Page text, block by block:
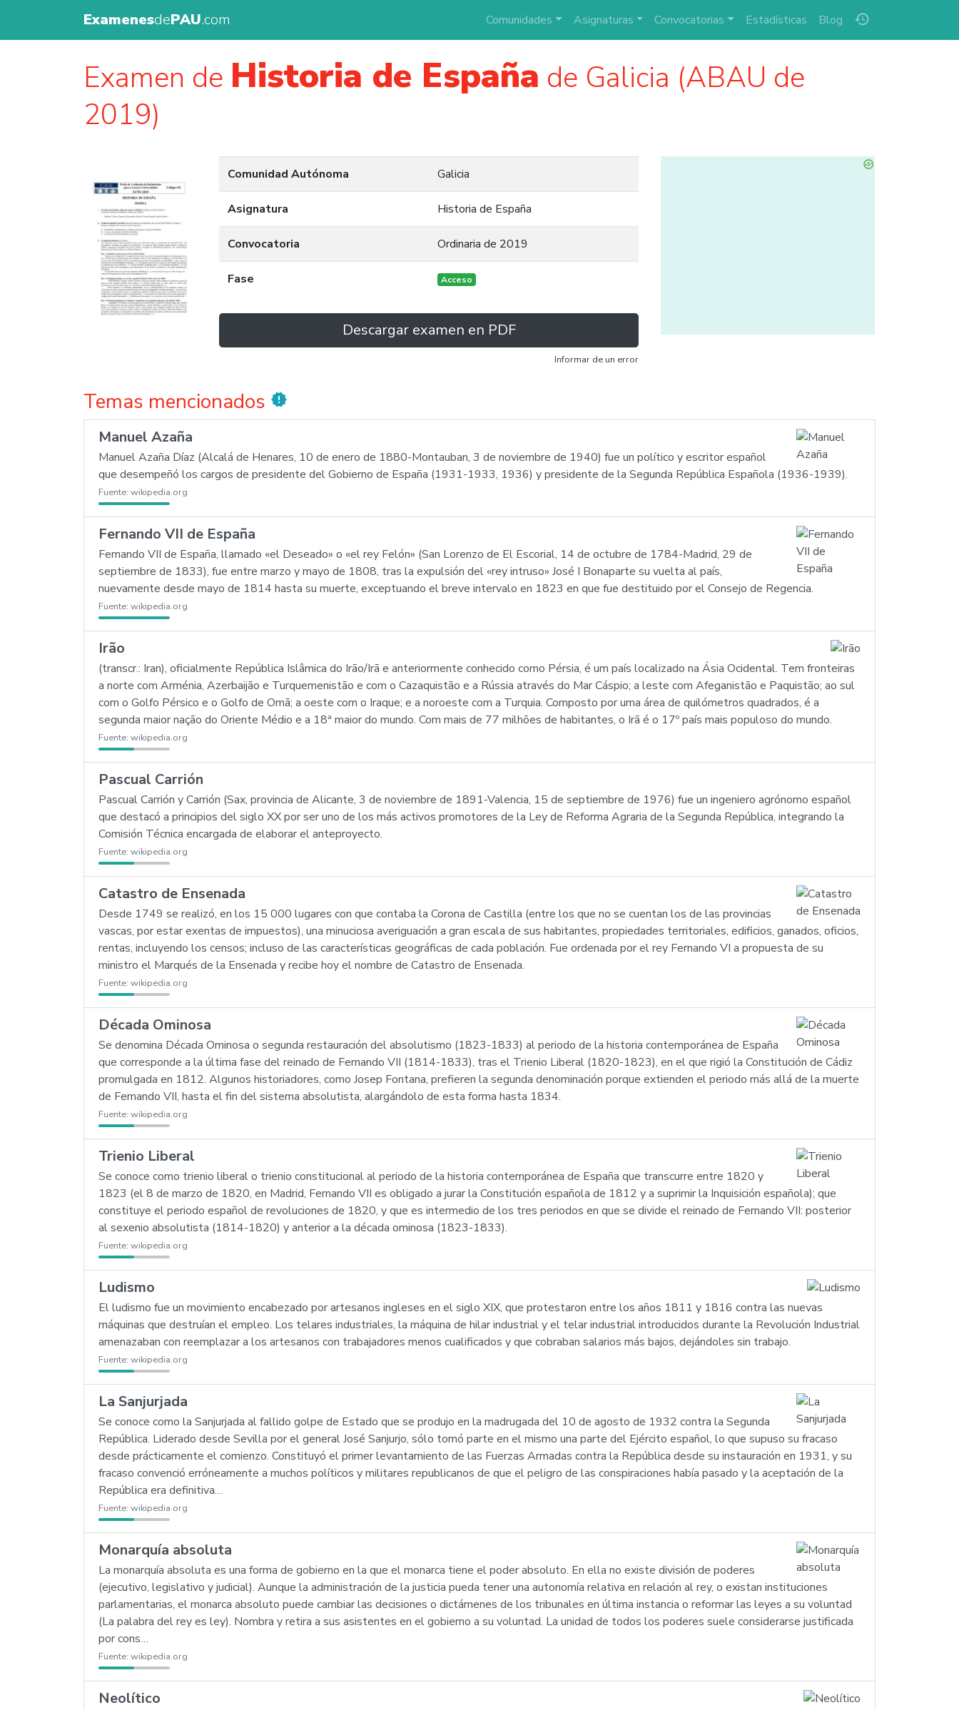
ExamenesdePAU.com history
Comunidades Asignaturas Convocatorias Estadísticas Blog
Examen de Historia de España de Galicia (ABAU de
2019)
Comunidad Autónoma Galicia
Asignatura Historia de España
Convocatoria Ordinaria de 2019
Fase Acceso
Descargar examen en PDF
Informar de un error
Temas mencionados new_releases
Manuel Azaña
Manuel Azaña Díaz (Alcalá de Henares, 10 de enero de 1880-Montauban, 3 de noviembre de 1940) fue un político y escritor español
que desempeñó los cargos de presidente del Gobierno de España (1931-1933, 1936) y presidente de la Segunda República Española (1936-1939).
Fuente: wikipedia.org
Fernando VII de España
Fernando VII de España, llamado «el Deseado» o «el rey Felón» (San Lorenzo de El Escorial, 14 de octubre de 1784-Madrid, 29 de
septiembre de 1833), fue entre marzo y mayo de 1808, tras la expulsión del «rey intruso» José I Bonaparte su vuelta al país,
nuevamente desde mayo de 1814 hasta su muerte, exceptuando el breve intervalo en 1823 en que fue destituido por el Consejo de Regencia.
Fuente: wikipedia.org
Irão
(transcr.: Iran), oficialmente República Islâmica do Irão/Irã e anteriormente conhecido como Pérsia, é um país localizado na Ásia Ocidental. Tem fronteiras
a norte com Arménia, Azerbaijão e Turquemenistão e com o Cazaquistão e a Rússia através do Mar Cáspio; a leste com Afeganistão e Paquistão; ao sul
com o Golfo Pérsico e o Golfo de Omã; a oeste com o Iraque; e a noroeste com a Turquia. Composto por uma área de quilómetros quadrados, é a
segunda maior nação do Oriente Médio e a 18ª maior do mundo. Com mais de 77 milhões de habitantes, o Irã é o 17º país mais populoso do mundo.
Fuente: wikipedia.org
Pascual Carrión
Pascual Carrión y Carrión (Sax, provincia de Alicante, 3 de noviembre de 1891-Valencia, 15 de septiembre de 1976) fue un ingeniero agrónomo español
que destacó a principios del siglo XX por ser uno de los más activos promotores de la Ley de Reforma Agraria de la Segunda República, integrando la
Comisión Técnica encargada de elaborar el anteproyecto.
Fuente: wikipedia.org
Catastro de Ensenada
Desde 1749 se realizó, en los 15 000 lugares con que contaba la Corona de Castilla (entre los que no se cuentan los de las provincias
vascas, por estar exentas de impuestos), una minuciosa averiguación a gran escala de sus habitantes, propiedades territoriales, edificios, ganados, oficios,
rentas, incluyendo los censos; incluso de las características geográficas de cada población. Fue ordenada por el rey Fernando VI a propuesta de su
ministro el Marqués de la Ensenada y recibe hoy el nombre de Catastro de Ensenada.
Fuente: wikipedia.org
Década Ominosa
Se denomina Década Ominosa o segunda restauración del absolutismo (1823-1833) al periodo de la historia contemporánea de España
que corresponde a la última fase del reinado de Fernando VII (1814-1833), tras el Trienio Liberal (1820-1823), en el que rigió la Constitución de Cádiz
promulgada en 1812. Algunos historiadores, como Josep Fontana, prefieren la segunda denominación porque extienden el periodo más allá de la muerte
de Fernando VII, hasta el fin del sistema absolutista, alargándolo de esta forma hasta 1834.
Fuente: wikipedia.org
Trienio Liberal
Se conoce como trienio liberal o trienio constitucional al periodo de la historia contemporánea de España que transcurre entre 1820 y
1823 (el 8 de marzo de 1820, en Madrid, Fernando VII es obligado a jurar la Constitución española de 1812 y a suprimir la Inquisición española); que
constituye el periodo español de revoluciones de 1820, y que es intermedio de los tres periodos en que se divide el reinado de Fernando VII: posterior
al sexenio absolutista (1814-1820) y anterior a la década ominosa (1823-1833).
Fuente: wikipedia.org
Ludismo
El ludismo fue un movimiento encabezado por artesanos ingleses en el siglo XIX, que protestaron entre los años 1811 y 1816 contra las nuevas
máquinas que destruían el empleo. Los telares industriales, la máquina de hilar industrial y el telar industrial introducidos durante la Revolución Industrial
amenazaban con reemplazar a los artesanos con trabajadores menos cualificados y que cobraban salarios más bajos, dejándoles sin trabajo.
Fuente: wikipedia.org
La Sanjurjada
Se conoce como la Sanjurjada al fallido golpe de Estado que se produjo en la madrugada del 10 de agosto de 1932 contra la Segunda
República. Liderado desde Sevilla por el general José Sanjurjo, sólo tomó parte en el mismo una parte del Ejército español, lo que supuso su fracaso
desde prácticamente el comienzo. Constituyó el primer levantamiento de las Fuerzas Armadas contra la República desde su instauración en 1931, y su
fracaso convenció erróneamente a muchos políticos y militares republicanos de que el peligro de las conspiraciones había pasado y la aceptación de la
República era definitiva…
Fuente: wikipedia.org
Monarquía absoluta
La monarquía absoluta es una forma de gobierno en la que el monarca tiene el poder absoluto. En ella no existe división de poderes
(ejecutivo, legislativo y judicial). Aunque la administración de la justicia pueda tener una autonomía relativa en relación al rey, o existan instituciones
parlamentarias, el monarca absoluto puede cambiar las decisiones o dictámenes de los tribunales en última instancia o reformar las leyes a su voluntad
(La palabra del rey es ley). Nombra y retira a sus asistentes en el gobierno a su voluntad. La unidad de todos los poderes suele considerarse justificada
por cons…
Fuente: wikipedia.org
Neolítico